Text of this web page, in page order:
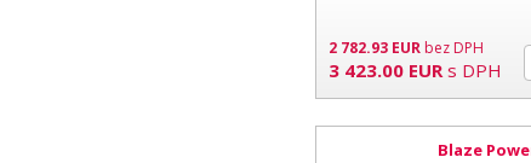
2 782.93 EUR bez DPH
3 423.00 EUR s DPH
Blaze